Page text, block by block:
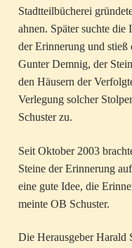
Stadtteilbücherei
ahnen. Später suchte
der Erinnerung und
Gunter Demnig, der
den Häusern der
Verlegung solcher
Schuster zu.
Seit Oktober 2003
Steine der Erinnerung
eine gute Idee, die
meinte OB Schuster.
Die Herausgeber Harald